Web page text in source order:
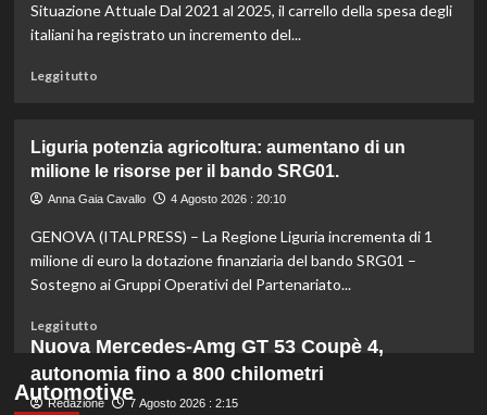
per
le
colpite
da
calamità.
Situazione Attuale Dal 2021 al 2025, il carrello della spesa degli
italiani ha registrato un incremento del...
Leggi tuttoLeggi
Ultraprocessati
e
salute:
mangiare
bene
con
ridotto
l’esperta
Liguria potenzia agricoltura: aumentano di un
milione le risorse per il bando SRG01.
Anna Gaia Cavallo 4 Agosto 2026 : 20:10
GENOVA (ITALPRESS) – La Regione Liguria incrementa di 1
milione di euro la dotazione finanziaria del bando SRG01 –
Sostegno ai Gruppi Operativi del Partenariato...
Leggi tuttoLeggi
di
più
su
Liguria
Automotive
Nuova Mercedes-Amg GT 53 Coupè 4,
autonomia fino a 800 chilometri
Redazione 7 Agosto 2026 : 2:15